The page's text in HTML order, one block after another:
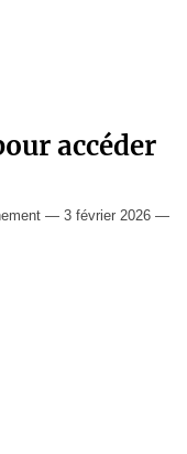
accéder
— 3 février 2026 —